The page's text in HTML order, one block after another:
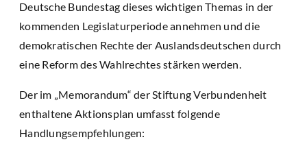
Deutsche Bundestag dieses wichtigen Themas in der
kommenden Legislaturperiode annehmen und die
demokratischen Rechte der Auslandsdeutschen durch
eine Reform des Wahlrechtes stärken werden.
Der im „Memorandum“ der Stiftung Verbundenheit
enthaltene Aktionsplan umfasst folgende
Handlungsempfehlungen: